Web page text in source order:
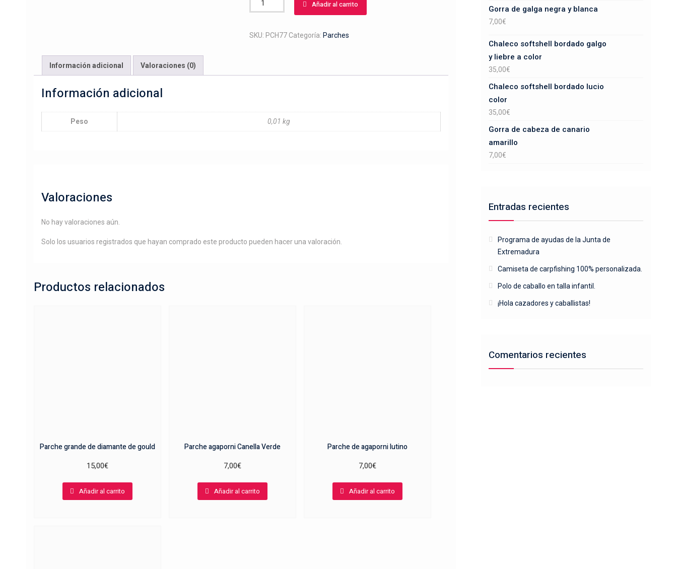
personata
cantidad
Añadir al carrito
SKU: PCH77Categoría: Parches
Información adicional Valoraciones (0)
Información adicional
Peso 0,01 kg
Valoraciones
No hay valoraciones aún.
Solo los usuarios registrados que hayan comprado este producto pueden hacer una valoración.
Productos relacionados
Parche grande de diamante de gould
15,00€
Añadir al carrito
Parche agaporni Canella Verde
7,00€
Añadir al carrito
Parche de agaporni lutino
7,00€
Añadir al carrito
Gorra de galga negra y blanca
7,00€
Chaleco softshell bordado galgo
y liebre a color
35,00€
Chaleco softshell bordado lucio
color
35,00€
Gorra de cabeza de canario
amarillo
7,00€
Entradas recientes
Programa de ayudas de la Junta de
Extremadura
Camiseta de carpfishing 100% personalizada.
Polo de caballo en talla infantil.
¡Hola cazadores y caballistas!
Comentarios recientes